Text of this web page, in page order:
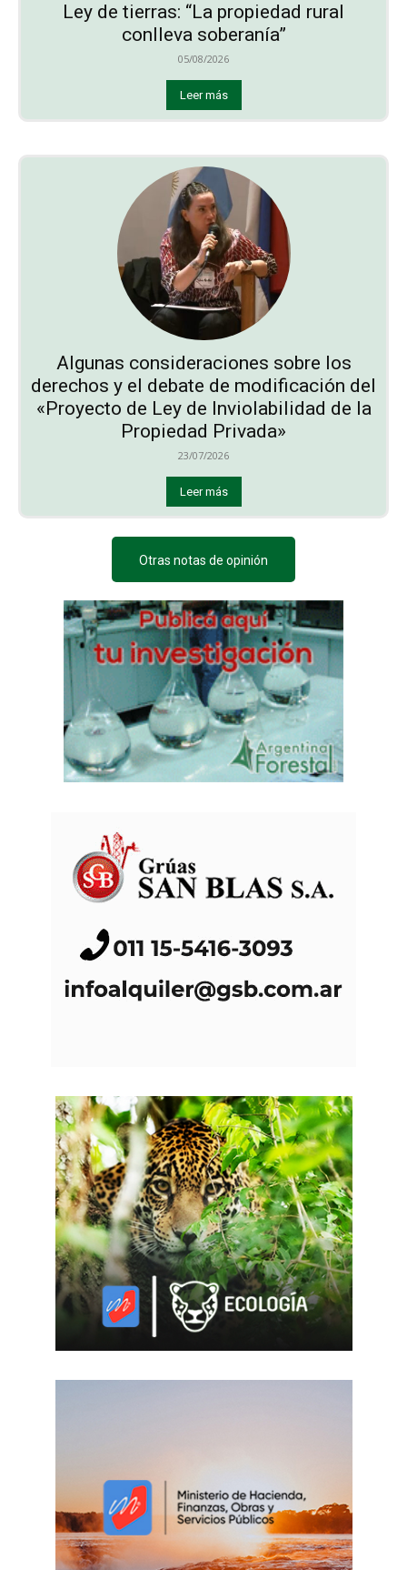
Ley de tierras: “La propiedad rural
conlleva soberanía”
05/08/2026
Leer más
Algunas consideraciones sobre los
derechos y el debate de modificación del
«Proyecto de Ley de Inviolabilidad de la
Propiedad Privada»
23/07/2026
Leer más
Otras notas de opinión